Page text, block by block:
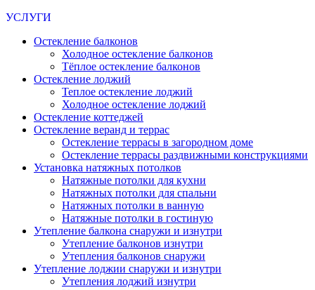
УСЛУГИ
Остекление балконов
Холодное остекление балконов
Тёплое остекление балконов
Остекление лоджий
Теплое остекление лоджий
Холодное остекление лоджий
Остекление коттеджей
Остекление веранд и террас
Остекление террасы в загородном доме
Остекление террасы раздвижными конструкциями
Установка натяжных потолков
Натяжные потолки для кухни
Натяжных потолки для спальни
Натяжных потолки в ванную
Натяжные потолки в гостиную
Утепление балкона снаружи и изнутри
Утепление балконов изнутри
Утепления балконов снаружи
Утепление лоджии снаружи и изнутри
Утепления лоджий изнутри